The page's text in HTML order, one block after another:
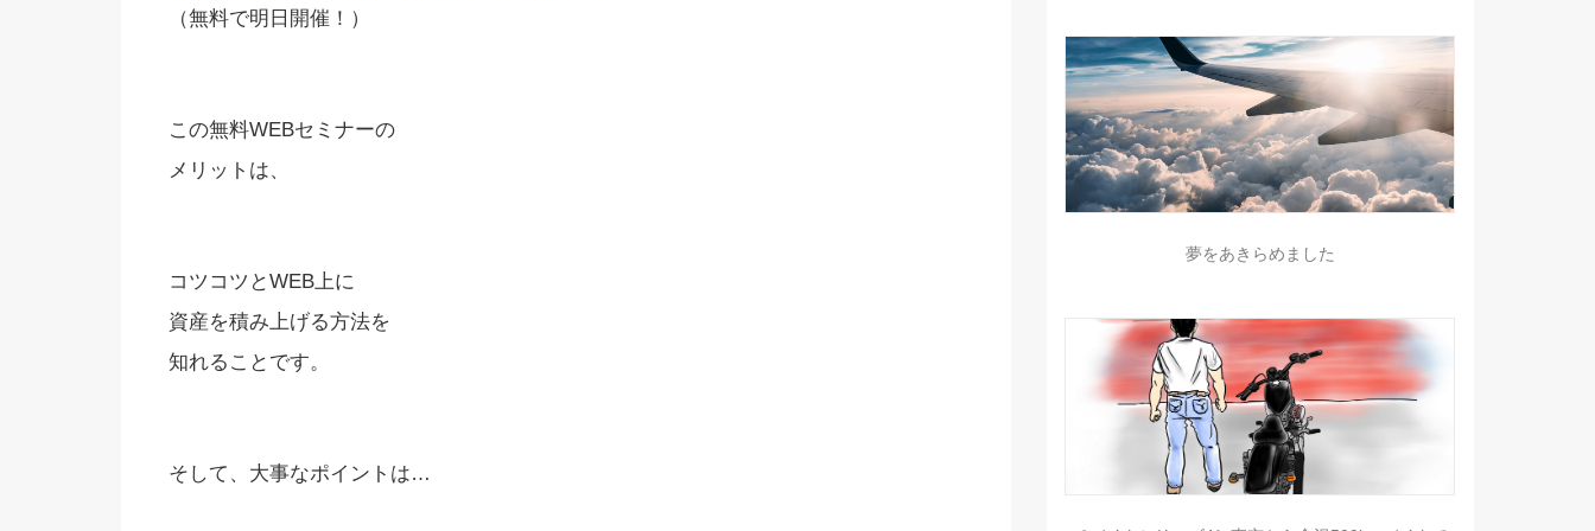
（無料で明日開催！）
この無料WEBセミナーの
メリットは、
コツコツとWEB上に
資産を積み上げる方法を
知れることです。
そして、大事なポイントは…
夢をあきらめました